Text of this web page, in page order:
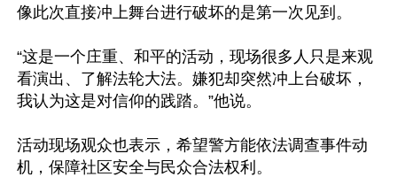
像此次直接冲上舞台进行破坏的是第一次见到。
“这是一个庄重、和平的活动，现场很多人只是来观
看演出、了解法轮大法。嫌犯却突然冲上台破坏，
我认为这是对信仰的践踏。”他说。
活动现场观众也表示，希望警方能依法调查事件动
机，保障社区安全与民众合法权利。